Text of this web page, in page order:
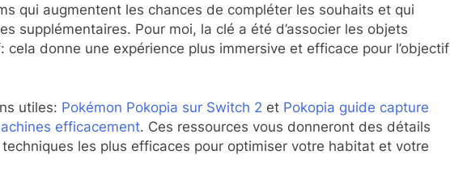
qui augmentent les chances de compléter les souhaits et qui
supplémentaires. Pour moi, la clé a été d’associer les objets
donne une expérience plus immersive et efficace pour l’objectif
utiles: Pokémon Pokopia sur Switch 2 et Pokopia guide capture
efficacement. Ces ressources vous donneront des détails
les plus efficaces pour optimiser votre habitat et votre